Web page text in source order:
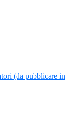
(da pubblicare in